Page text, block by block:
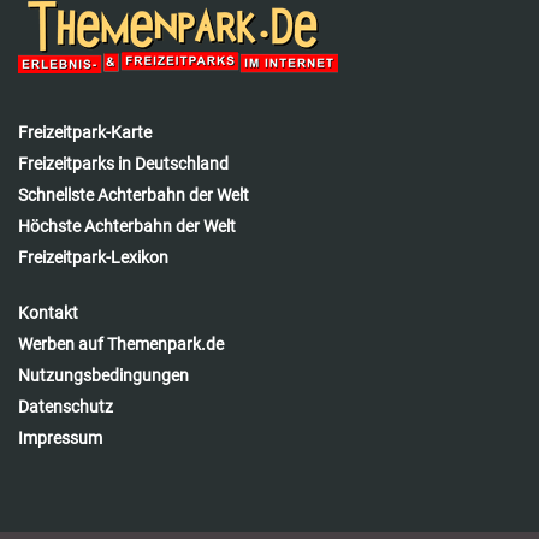
Freizeitpark-Karte
Freizeitparks in Deutschland
Schnellste Achterbahn der Welt
Höchste Achterbahn der Welt
Freizeitpark-Lexikon
Kontakt
Werben auf Themenpark.de
Nutzungsbedingungen
Datenschutz
Impressum